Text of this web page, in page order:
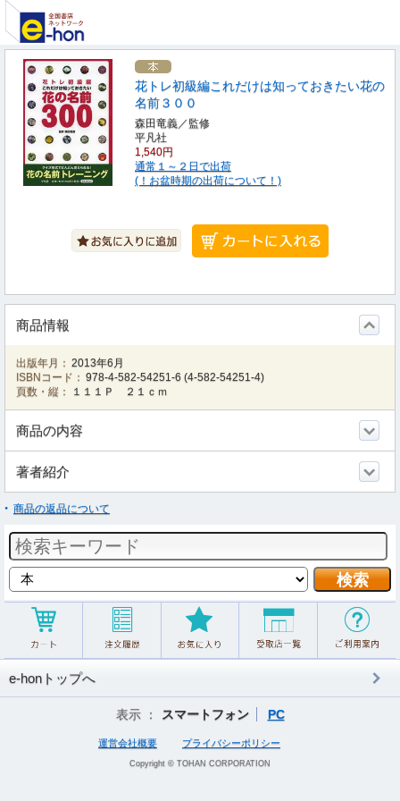
花トレ初級編これだけは知っておきたい花の
名前３００
森田竜義／監修
平凡社
1,540円
通常１～２日で出荷
(！お盆時期の出荷について！)
商品情報
出版年月： 2013年6月
ISBNコード： 978-4-582-54251-6 (4-582-54251-4)
頁数・縦：
１１１Ｐ ２１ｃｍ
商品の内容
著者紹介
商品の返品について
e-honトップへ
表示 ： スマートフォン PC
運営会社概要 プライバシーポリシー
Copyright © TOHAN CORPORATION